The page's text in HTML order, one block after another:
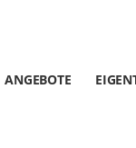
ANGEBOTE